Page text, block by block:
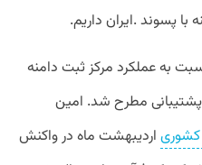
به عملکرد مرکز ثبت دامنه
مطرح شد. امین
کشوری اردیبهشت‌ ماه در واکنش